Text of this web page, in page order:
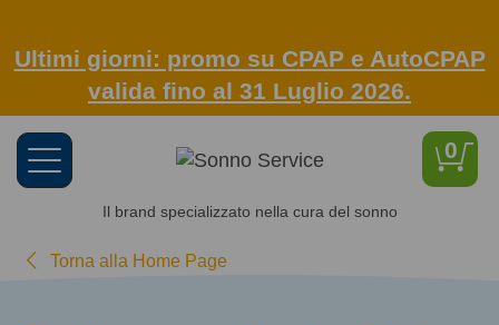
Ultimi giorni: promo su CPAP e AutoCPAP
valida fino al 31 Luglio 2026.
0
Toggle
navigation
Il brand specializzato nella cura del sonno
Torna alla Home Page